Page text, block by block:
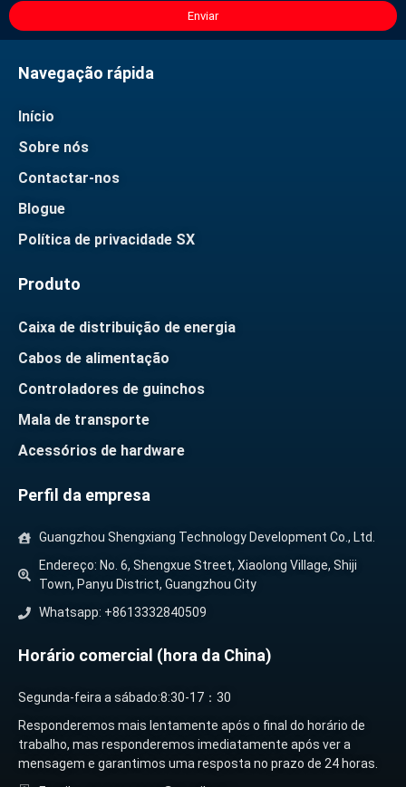
Enviar
Navegação rápida
Início
Sobre nós
Contactar-nos
Blogue
Política de privacidade SX
Produto
Caixa de distribuição de energia
Cabos de alimentação
Controladores de guinchos
Mala de transporte
Acessórios de hardware
Perfil da empresa
Guangzhou Shengxiang Technology Development Co., Ltd.
Endereço: No. 6, Shengxue Street, Xiaolong Village, Shiji
Town, Panyu District, Guangzhou City
Whatsapp: +8613332840509
Horário comercial (hora da China)
Segunda-feira a sábado:8:30-17：30
Responderemos mais lentamente após o final do horário de
trabalho, mas responderemos imediatamente após ver a
mensagem e garantimos uma resposta no prazo de 24 horas.